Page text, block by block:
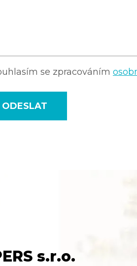
se zpracováním
ODESLAT
s.r.o.